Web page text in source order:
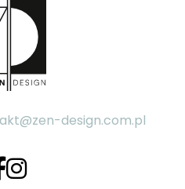
design.com.pl